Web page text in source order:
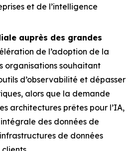
et de l’intelligence
auprès des grandes
de l’adoption de la
organisations souhaitant
d’observabilité et dépasser
alors que la demande
architectures prêtes pour l’IA,
des données de
de données